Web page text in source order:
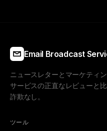
Email Broadcast
ニュースレターとマーケティ
サービスの正直なレビューと
詐欺なし。
ツール